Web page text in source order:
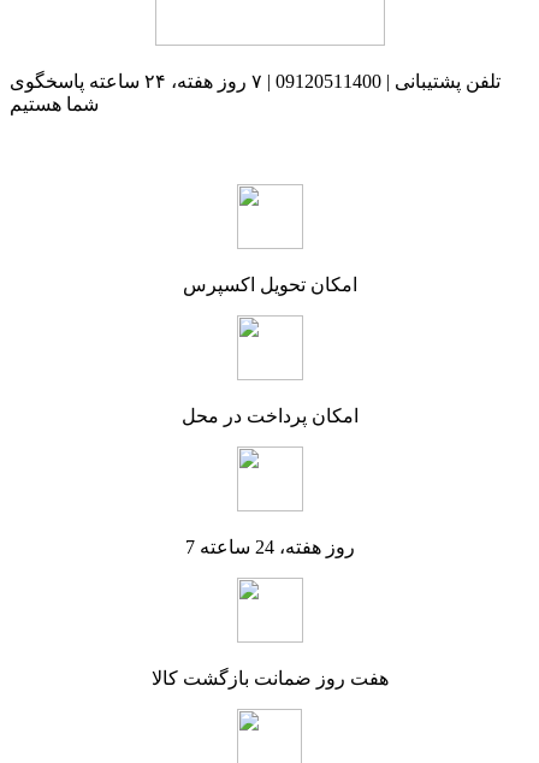
تلفن پشتیبانی | 09120511400 | ۷ روز هفته، ۲۴ ساعته پاسخگوی
شما هستیم
امکان تحویل اکسپرس
امکان پرداخت در محل
7 روز هفته، 24 ساعته
هفت روز ضمانت بازگشت کالا